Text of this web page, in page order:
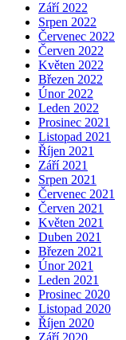
Září 2022
Srpen 2022
Červenec 2022
Červen 2022
Květen 2022
Březen 2022
Únor 2022
Leden 2022
Prosinec 2021
Listopad 2021
Říjen 2021
Září 2021
Srpen 2021
Červenec 2021
Červen 2021
Květen 2021
Duben 2021
Březen 2021
Únor 2021
Leden 2021
Prosinec 2020
Listopad 2020
Říjen 2020